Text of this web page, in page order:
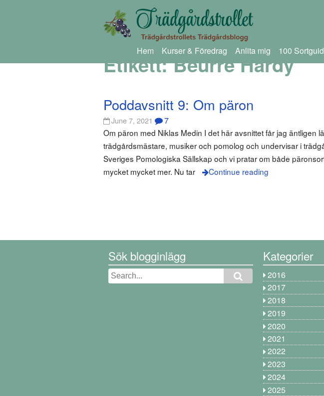
Hem Kurser & Föredrag Anlita mig 100
Etikett:Beurré Hardy
Poddavsnitt 9: Om päron
June 7, 2021 7
Om päron med Niklas Medin I det här avsnittet får jag äntligen
trädgårdsmästare, musiker och pomolog och undervisar i
Sveriges Pomologiska Sällskap och vi pratar om både
mycket mycket mer. Nu tar
Continue reading
Sök blogginlägg Kategorier
2016
2017
2018
2019
2020
2021
2022
2023
2024
2025